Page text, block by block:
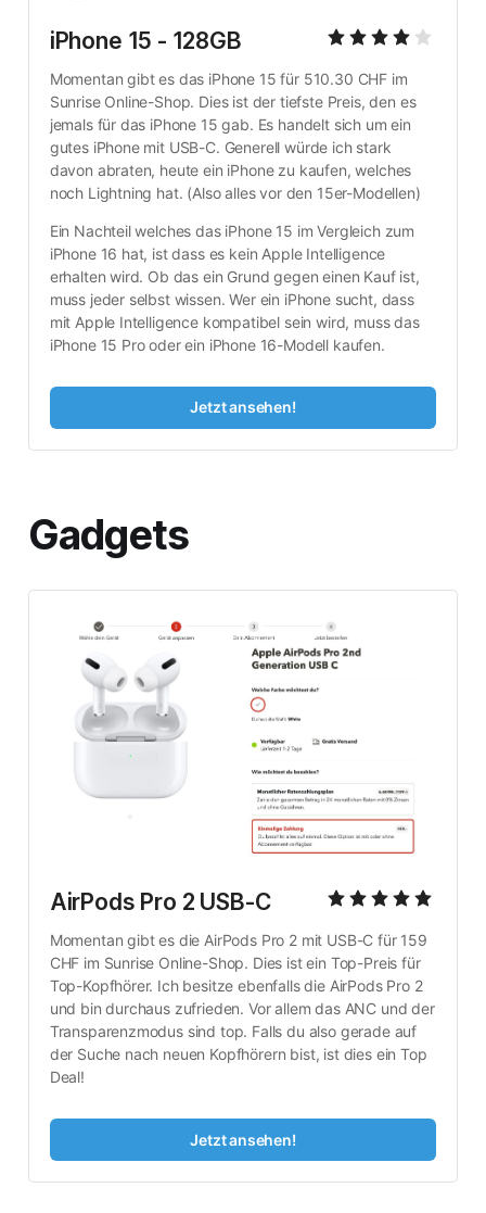
iPhone 15 - 128GB
Momentan gibt es das iPhone 15 für 510.30 CHF im
Sunrise Online-Shop. Dies ist der tiefste Preis, den es
jemals für das iPhone 15 gab. Es handelt sich um ein
gutes iPhone mit USB-C. Generell würde ich stark
davon abraten, heute ein iPhone zu kaufen, welches
noch Lightning hat. (Also alles vor den 15er-Modellen)
Ein Nachteil welches das iPhone 15 im Vergleich zum
iPhone 16 hat, ist dass es kein Apple Intelligence
erhalten wird. Ob das ein Grund gegen einen Kauf ist,
muss jeder selbst wissen. Wer ein iPhone sucht, dass
mit Apple Intelligence kompatibel sein wird, muss das
iPhone 15 Pro oder ein iPhone 16-Modell kaufen.
Jetzt ansehen!
Gadgets
AirPods Pro 2 USB-C
Momentan gibt es die AirPods Pro 2 mit USB-C für 159
CHF im Sunrise Online-Shop. Dies ist ein Top-Preis für
Top-Kopfhörer. Ich besitze ebenfalls die AirPods Pro 2
und bin durchaus zufrieden. Vor allem das ANC und der
Transparenzmodus sind top. Falls du also gerade auf
der Suche nach neuen Kopfhörern bist, ist dies ein Top
Deal!
Jetzt ansehen!